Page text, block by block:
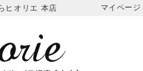
ヒオリエ 本店 マイページ